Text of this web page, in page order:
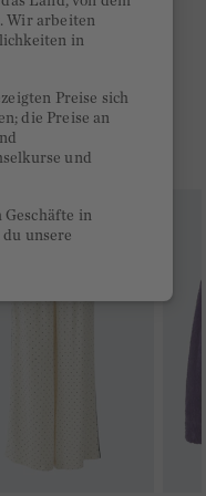
Wir arbeiten
in
Preise sich
die Preise an
und
Geschäfte in
unsere